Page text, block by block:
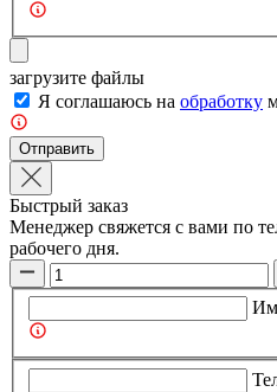
загрузите файлы
Я соглашаюсь на обработку
Отправить
Быстрый заказ
Менеджер свяжется с вами по
рабочего дня.